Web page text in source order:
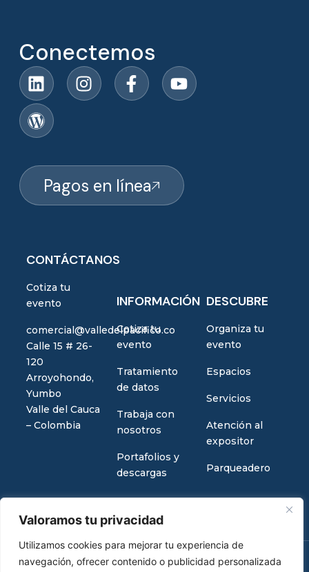
Valoramos tu privacidad
Utilizamos cookies para mejorar tu experiencia de
navegación, ofrecer contenido o publicidad personalizada
Conectemos
Pagos en línea
CONTÁCTANOS
Cotiza tu
evento
comercial@valledelpacifico.co
Calle 15 # 26-
120
Arroyohondo,
Yumbo
Valle del Cauca
– Colombia
INFORMACIÓN
Cotiza tu
evento
Tratamiento
de datos
Trabaja con
nosotros
Portafolios y
descargas
DESCUBRE
Organiza tu
evento
Espacios
Servicios
Atención al
expositor
Parqueadero